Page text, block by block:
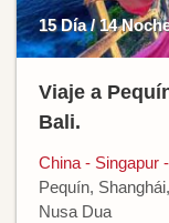
15 Día / 14
Viaje a
Bali.
China - Singapur
Pequín,
Nusa Dua